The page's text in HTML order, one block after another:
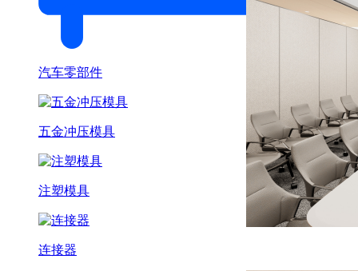
汽车零部件
五金冲压模具
注塑模具
连接器